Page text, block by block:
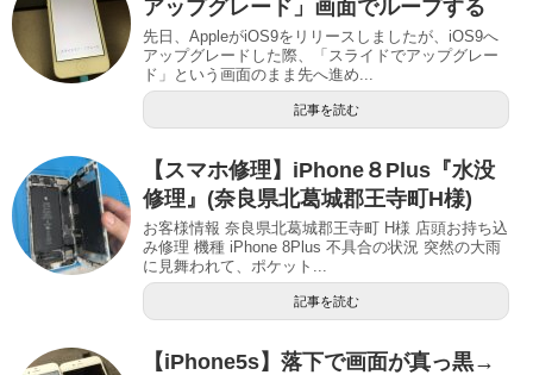
アップグレード」画面でループする
先日、AppleがiOS9をリリースしましたが、iOS9へ
アップグレードした際、「スライドでアップグレー
ド」という画面のまま先へ進め...
記事を読む
【スマホ修理】iPhone８Plus『水没
修理』(奈良県北葛城郡王寺町H様)
お客様情報 奈良県北葛城郡王寺町 H様 店頭お持ち込
み修理 機種 iPhone 8Plus 不具合の状況 突然の大雨
に見舞われて、ポケット...
記事を読む
【iPhone5s】落下で画面が真っ黒→